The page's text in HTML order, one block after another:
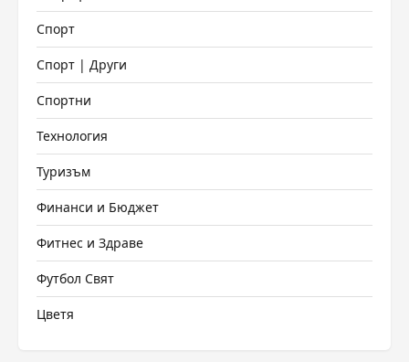
Спорт
Спорт | Други
Спортни
Технология
Туризъм
Финанси и Бюджет
Фитнес и Здраве
Футбол Свят
Цветя